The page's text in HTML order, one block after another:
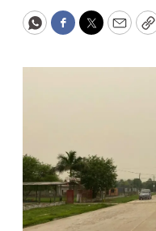
WhatsApp
Facebook
Twitter